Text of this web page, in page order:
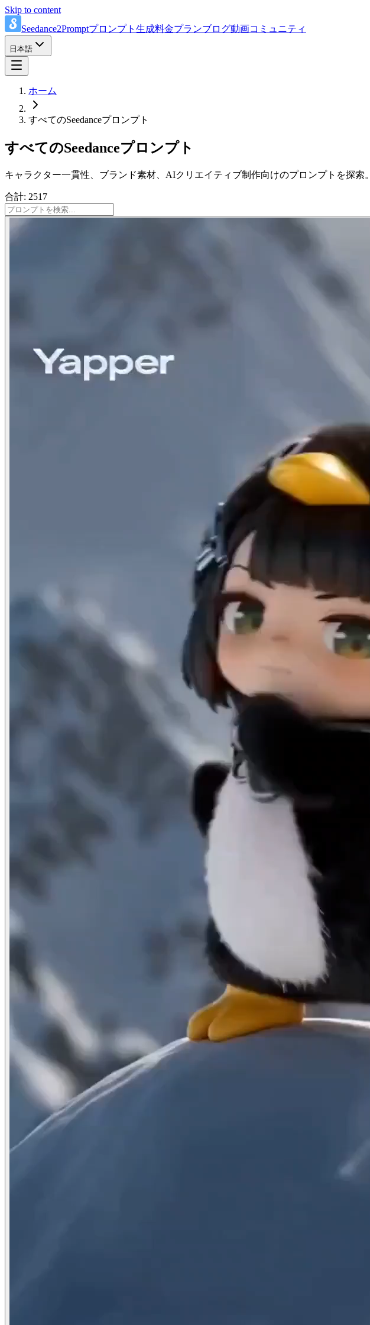
Skip to content
Seedance2Promptプロンプト 生成料金プランブログ動画コミュニティ
日本語
ホーム
すべてのSeedanceプロンプト
すべてのSeedanceプロンプト
キャラクター一貫性、ブランド素材、AIクリエイティブ制作向けのプロンプトを探索。
合計: 2517